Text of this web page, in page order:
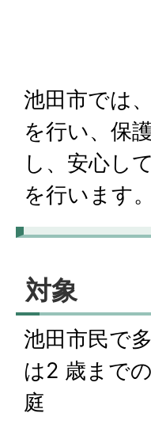
池田市では
を行い、保
し、安心し
を行います。
対象
池田市民で
は2 歳まで
庭